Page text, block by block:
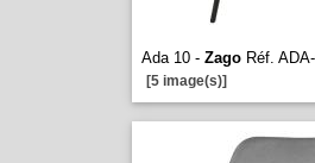
Ada 10 - ZagoRéf.
[5 image(s)]